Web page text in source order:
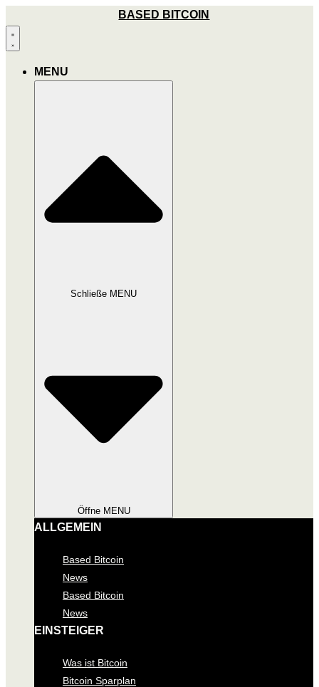
Inhalt
wechseln
BASED BITCOIN
MENU
Schließe MENU
Öffne MENU
ALLGEMEIN
Based Bitcoin
News
Based Bitcoin
News
EINSTEIGER
Was ist Bitcoin
Bitcoin Sparplan